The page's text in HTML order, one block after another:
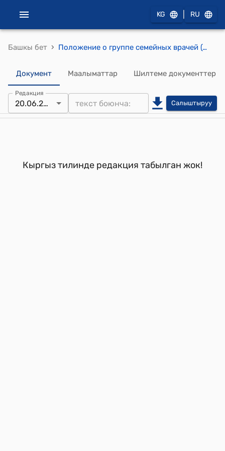
KG RU
Башкы бет › Положение о группе семейных врачей (как структурное подразделение АУ) (Утверждено приказом Министерства здравоохранения Кыргызской Республики от 20 июня 2000 года № 202)
Документ Маалыматтар Шилтеме документтер
Редакция
20.06.2000 Салыштыруу
Кыргыз тилинде редакция табылган жок!